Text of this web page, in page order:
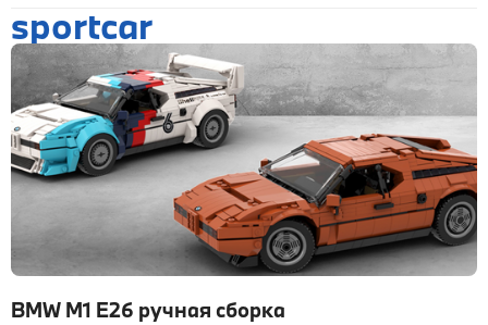
sportcar
BMW M1 E26 ручная сборка